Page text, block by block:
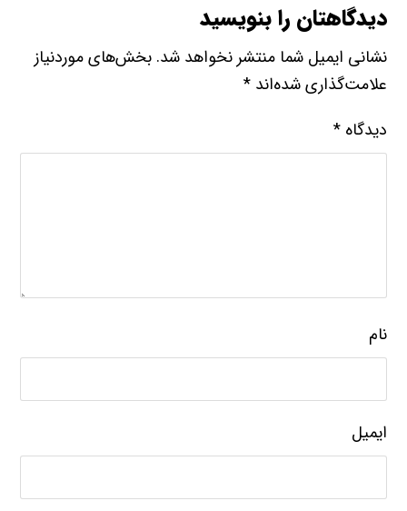
دیدگاهتان را بنویسید
نشانی ایمیل شما منتشر نخواهد شد. بخش‌های موردنیاز
علامت‌گذاری شده‌اند*
دیدگاه*
نام
ایمیل